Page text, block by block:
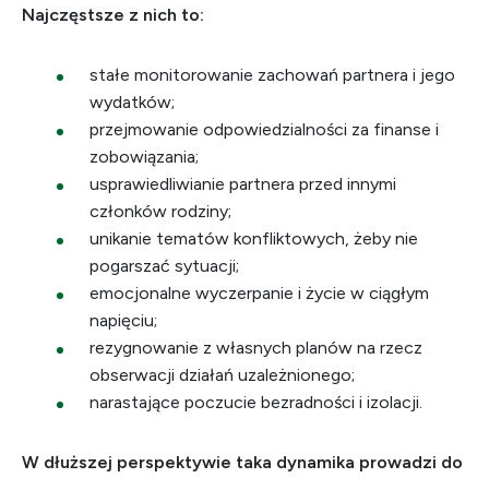
Najczęstsze z nich to:
stałe monitorowanie zachowań partnera i jego
wydatków;
przejmowanie odpowiedzialności za finanse i
zobowiązania;
usprawiedliwianie partnera przed innymi
członków rodziny;
unikanie tematów konfliktowych, żeby nie
pogarszać sytuacji;
emocjonalne wyczerpanie i życie w ciągłym
napięciu;
rezygnowanie z własnych planów na rzecz
obserwacji działań uzależnionego;
narastające poczucie bezradności i izolacji.
W dłuższej perspektywie taka dynamika prowadzi do